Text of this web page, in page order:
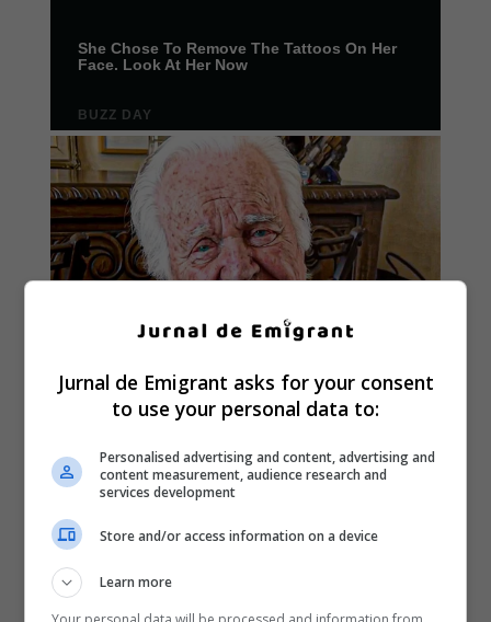
Jurnal de Emigrant asks for your consent
to use your personal data to:
Personalised advertising and content, advertising and
content measurement, audience research and
services development
Store and/or access information on a device
Learn more